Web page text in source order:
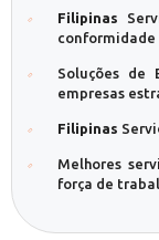
Filipinas
conformidade
Soluções de
empresas
Filipinas
Melhores
força de